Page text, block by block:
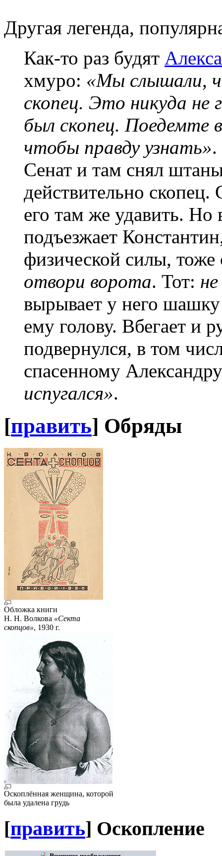
Другая легенда,
Как-то раз будят
хмуро: «Мы слышали,
скопец. Это никуда не
был скопец.
чтобы правду узнать».
Сенат и там снял
действительно скопец.
его там же удавить. Но
подъезжает
физической силы, тоже
отвори ворота. Тот:
вырывает у него
ему голову. Вбегает и
подвернулся, в том
спасенному
испугался».
[править] Обряды
Обложка книги
Н. Н. Волкова «Секта
скопцов», 1930 г.
Оскоплённая женщина, которой
была удалена грудь
[править] Оскопление